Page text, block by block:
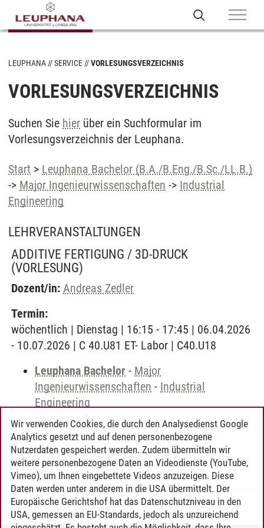
LEUPHANA SERVICE VORLESUNGSVERZEICHNIS
VORLESUNGSVERZEICHNIS
Suchen Sie hier über ein Suchformular im
Vorlesungsverzeichnis der Leuphana.
Start > Leuphana Bachelor (B.A./B.Eng./B.Sc./LL.B.)
-> Major Ingenieurwissenschaften -> Industrial
Engineering
LEHRVERANSTALTUNGEN
ADDITIVE FERTIGUNG / 3D-DRUCK
(VORLESUNG)
Dozent/in: Andreas Zedler
Termin:
wöchentlich | Dienstag | 16:15 - 17:45 | 06.04.2026
- 10.07.2026 | C 40.U81 ET- Labor | C40.U18
Leuphana Bachelor - Major
Ingenieurwissenschaften - Industrial
Engineering
Leuphana Bachelor-Minor
Ingenieurwissenschaften (Grundlagen)
Industrial Engineering
Timo Leder/30.06.2024
Wir verwenden Cookies, die durch den Analysedienst Google
Analytics gesetzt und auf denen personenbezogene
Nutzerdaten gespeichert werden. Zudem übermitteln wir
weitere personenbezogene Daten an Videodienste (YouTube,
Vimeo), um Ihnen eingebettete Videos anzuzeigen. Diese
Daten werden unter anderem in die USA übermittelt. Der
Europäische Gerichtshof hat das Datenschutzniveau in den
USA, gemessen an EU-Standards, jedoch als unzureichend